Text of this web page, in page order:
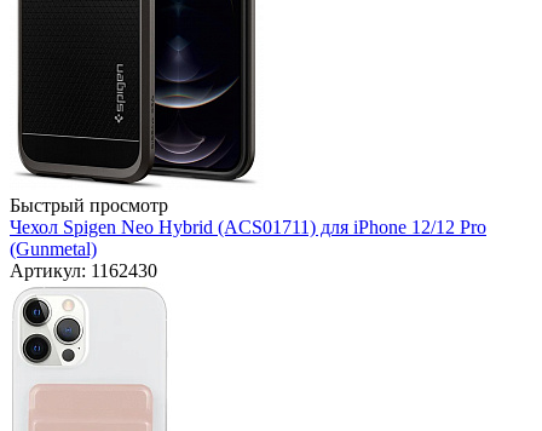
Быстрый просмотр
Чехол Spigen Neo Hybrid (ACS01711) для iPhone 12/12 Pro
(Gunmetal)
Артикул: 1162430